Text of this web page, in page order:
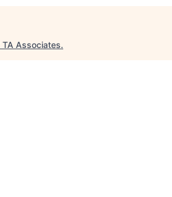
TA Associates.